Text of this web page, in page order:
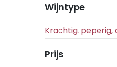
Wijntype
Prijs